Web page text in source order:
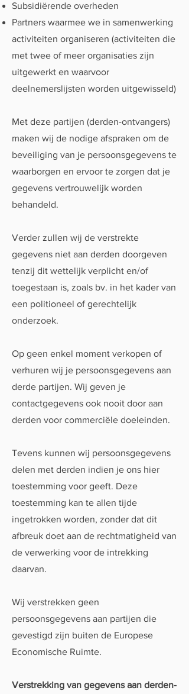
Subsidiërende overheden
Partners waarmee we in samenwerking
activiteiten organiseren (activiteiten die
met twee of meer organisaties zijn
uitgewerkt en waarvoor
deelnemerslijsten worden uitgewisseld)
Met deze partijen (derden-ontvangers)
maken wij de nodige afspraken om de
beveiliging van je persoonsgegevens te
waarborgen en ervoor te zorgen dat je
gegevens vertrouwelijk worden
behandeld.
Verder zullen wij de verstrekte
gegevens niet aan derden doorgeven
tenzij dit wettelijk verplicht en/of
toegestaan is, zoals bv. in het kader van
een politioneel of gerechtelijk
onderzoek.
Op geen enkel moment verkopen of
verhuren wij je persoonsgegevens aan
derde partijen. Wij geven je
contactgegevens ook nooit door aan
derden voor commerciële doeleinden.
Tevens kunnen wij persoonsgegevens
delen met derden indien je ons hier
toestemming voor geeft. Deze
toestemming kan te allen tijde
ingetrokken worden, zonder dat dit
afbreuk doet aan de rechtmatigheid van
de verwerking voor de intrekking
daarvan.
Wij verstrekken geen
persoonsgegevens aan partijen die
gevestigd zijn buiten de Europese
Economische Ruimte.
Verstrekking van gegevens aan derden-